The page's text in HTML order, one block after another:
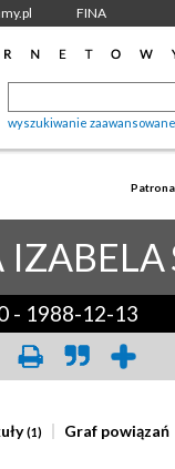
FINA
wyszukiwanie zaawansowane
- 1988-12-13
(1) Graf powiązań